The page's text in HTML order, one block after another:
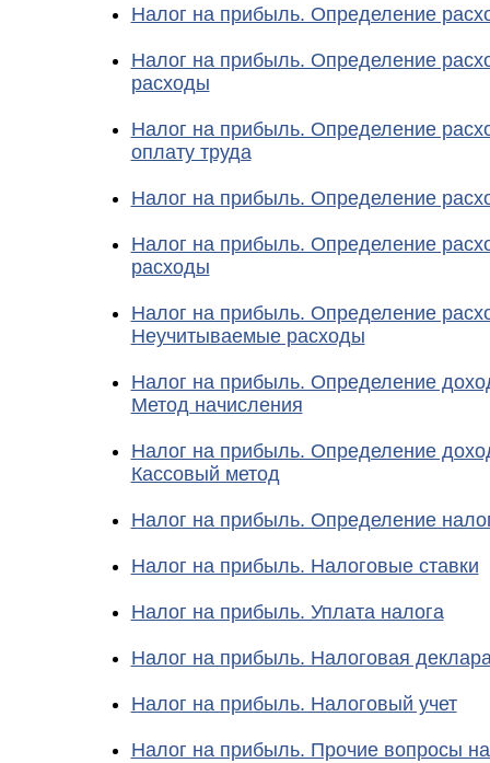
Налог на прибыль. Определение
Налог на прибыль. Определение
расходы
Налог на прибыль. Определение
оплату труда
Налог на прибыль. Определение
Налог на прибыль. Определение
расходы
Налог на прибыль. Определение
Неучитываемые расходы
Налог на прибыль. Определение
Метод начисления
Налог на прибыль. Определение
Кассовый метод
Налог на прибыль. Определение
Налог на прибыль. Налоговые ставки
Налог на прибыль. Уплата налога
Налог на прибыль. Налоговая
Налог на прибыль. Налоговый учет
Налог на прибыль. Прочие вопросы